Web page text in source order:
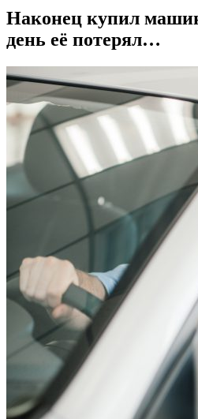
Наконец купил
день её потерял…